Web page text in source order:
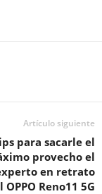
Artículo siguiente
para sacarle el
provecho el
en retrato
OPPO Reno11 5G